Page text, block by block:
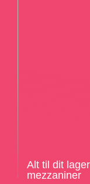
Alt til dit
mezzaniner